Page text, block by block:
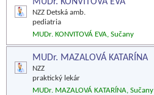
NZZ Detská amb.
pediatria
MUDr. KONVITOVÁ EVA, Sučany
MUDr. MAZALOVÁ KATARÍNA
NZZ
praktický lekár
MUDr. MAZALOVÁ KATARÍNA, Sučany